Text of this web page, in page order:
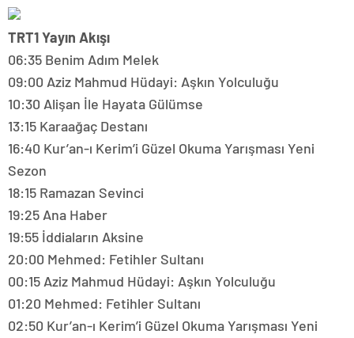
TRT1 Yayın Akışı
06:35 Benim Adım Melek
09:00 Aziz Mahmud Hüdayi: Aşkın Yolculuğu
10:30 Alişan İle Hayata Gülümse
13:15 Karaağaç Destanı
16:40 Kur’an-ı Kerim’i Güzel Okuma Yarışması Yeni
Sezon
18:15 Ramazan Sevinci
19:25 Ana Haber
19:55 İddiaların Aksine
20:00 Mehmed: Fetihler Sultanı
00:15 Aziz Mahmud Hüdayi: Aşkın Yolculuğu
01:20 Mehmed: Fetihler Sultanı
02:50 Kur’an-ı Kerim’i Güzel Okuma Yarışması Yeni